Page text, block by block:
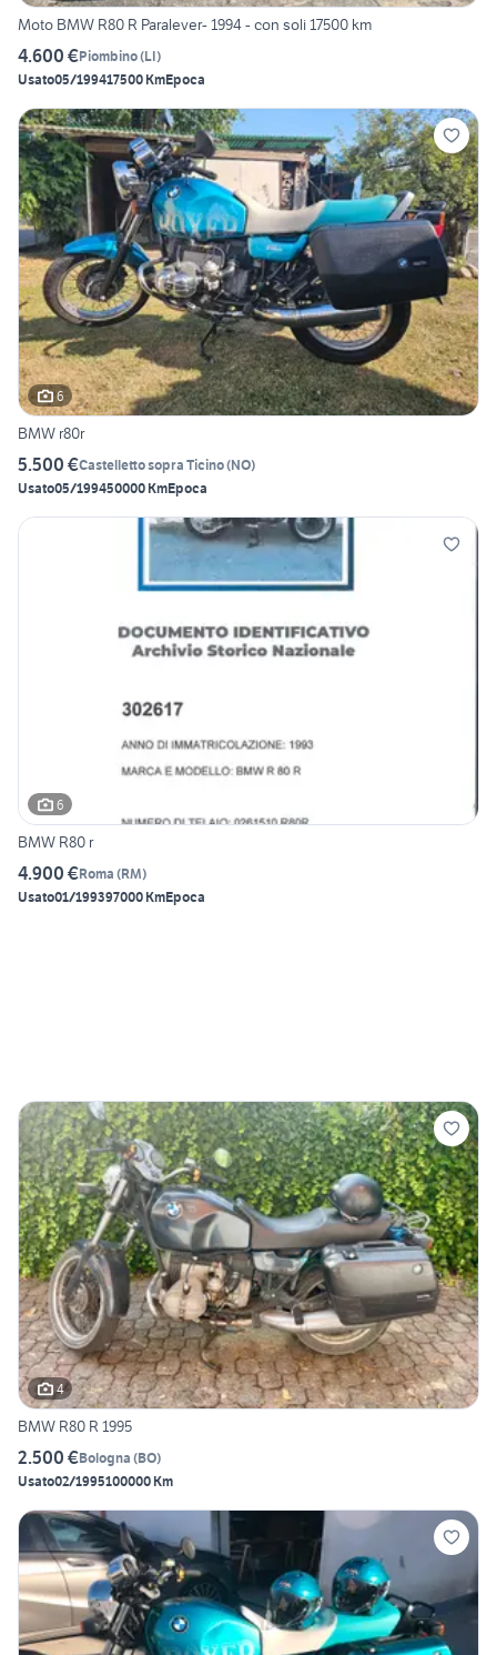
Moto BMW R80 R Paralever- 1994 - con soli 17500 km
4.600 €Piombino(LI)
Usato05/199417500 KmEpoca
6
BMW r80r
5.500 €Castelletto sopra Ticino(NO)
Usato05/199450000 KmEpoca
6
BMW R80 r
4.900 €Roma (RM)
Usato01/199397000 KmEpoca
4
BMW R80 R 1995
2.500 €Bologna (BO)
Usato02/1995100000 Km